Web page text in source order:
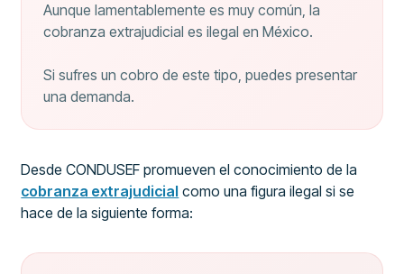
Aunque lamentablemente es muy común, la
cobranza extrajudicial es ilegal en México.
Si sufres un cobro de este tipo, puedes presentar
una demanda.
Desde CONDUSEF promueven el conocimiento de la
cobranza extrajudicial como una figura ilegal si se
hace de la siguiente forma: